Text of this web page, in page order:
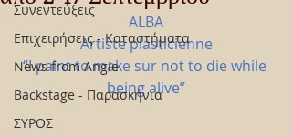
Συνεντεύξεις
Επιχειρήσεις - Καταστήματα
News from Angie
Backstage - Παρασκήνια
ΣΥΡΟΣ
ALBA
Artiste plasticienne
“I paint to make sur not to die while
being alive”